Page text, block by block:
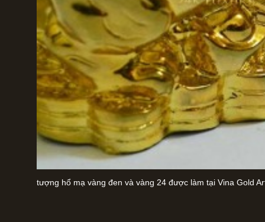
tượng hổ mạ vàng đen và vàng 24 được làm tại Vina Gold